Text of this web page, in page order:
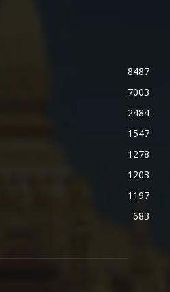
8487
7003
2484
1547
1278
1203
1197
683